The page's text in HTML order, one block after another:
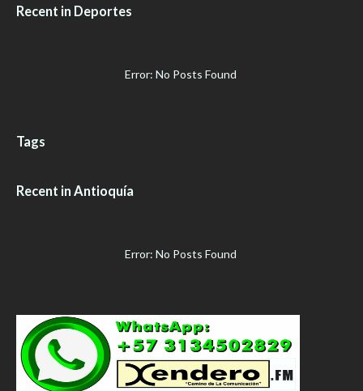
Recent in Deportes
Error: No Posts Found
Tags
Recent in Antioquía
Error: No Posts Found